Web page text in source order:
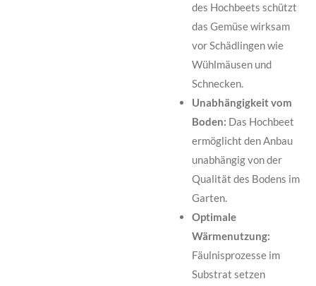
des Hochbeets schützt
das Gemüse wirksam
vor Schädlingen wie
Wühlmäusen und
Schnecken.
Unabhängigkeit vom
Boden: Das Hochbeet
ermöglicht den Anbau
unabhängig von der
Qualität des Bodens im
Garten.
Optimale
Wärmenutzung:
Fäulnisprozesse im
Substrat setzen